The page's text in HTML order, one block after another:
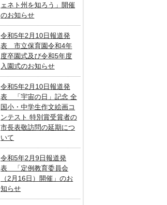
ェネト州を知ろう」開催
のお知らせ
令和5年2月10日報道発
表 市立保育園令和4年
度卒園式及び令和5年度
入園式のお知らせ
令和5年2月10日報道発
表 「宇宙の日」記念 全
国小・中学生作文絵画コ
ンテスト 特別賞受賞者の
市長表敬訪問の延期につ
いて
令和5年2月9日報道発
表 「定例教育委員会
（2月16日）開催」のお
知らせ